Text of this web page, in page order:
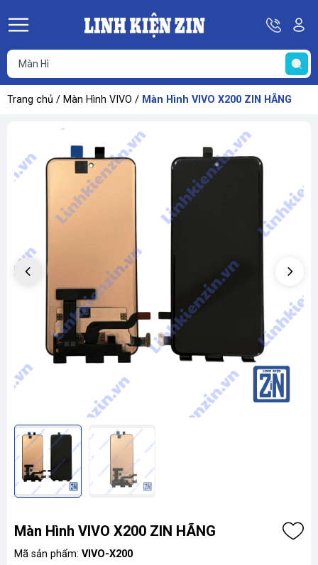
Hotline
08
69
67
68
69
Trang chủ / Màn Hình VIVO / Màn Hình VIVO X200 ZIN HÃNG
Màn Hình VIVO X200 ZIN HÃNG
Mã sản phẩm: VIVO-X200